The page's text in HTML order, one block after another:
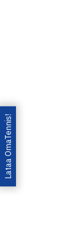
Lataa OmaTennis!